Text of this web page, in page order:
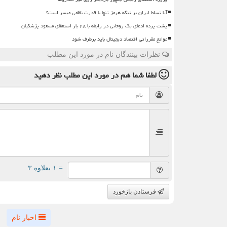
آیا تسلط ایران بر تنگه هرمز تنها با قدرت نظامی میسر است؟
پشت پرده ادعای یک روحانی در رابطه با ۲۸ بار استعفای مسعود پزشکیان
موانع مقرراتی اقتصاد دیجیتال باید برطرف شود
نظرات بینندگان نام در مورد این مطلب
لطفا شما همدر مورد این مطلبنظر دهید
= ۱ بعلاوه ۳
فرستادن بازخورد
اخبار نام